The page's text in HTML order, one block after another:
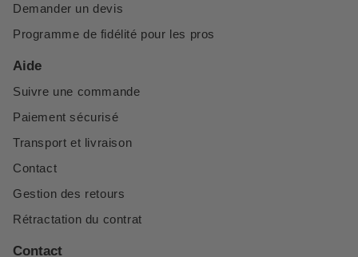
Demander un devis
Programme de fidélité pour les pros
Aide
Suivre une commande
Paiement sécurisé
Transport et livraison
Contact
Gestion des retours
Rétractation du contrat
Contact